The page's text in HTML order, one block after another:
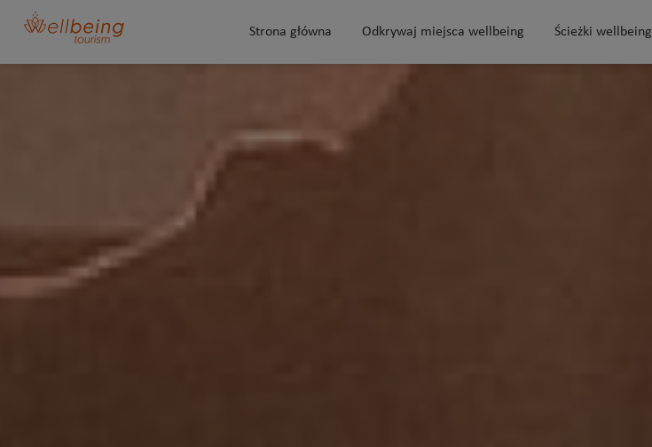
Strona główna Odkrywaj miejsca wellbeing Ścieżki wellbeing